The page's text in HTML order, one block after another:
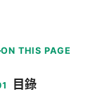
ON THIS PAGE
目錄